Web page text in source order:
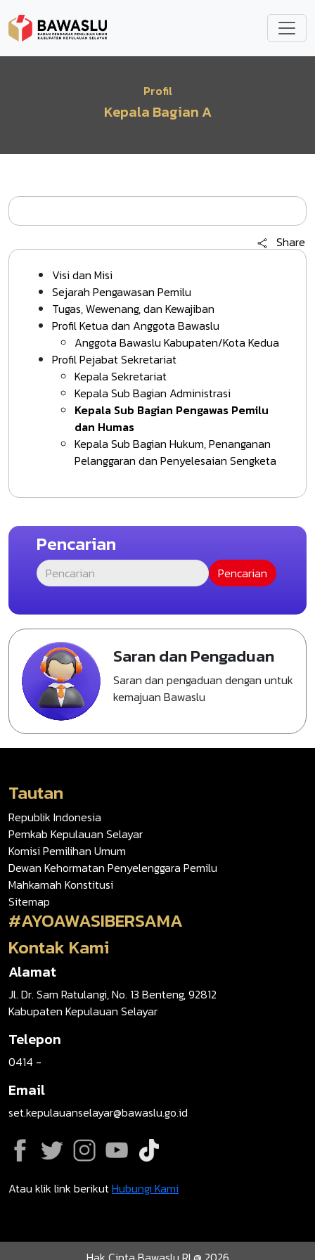
Profil
Kepala Bagian A
Share
Visi dan Misi
Sejarah Pengawasan Pemilu
Tugas, Wewenang, dan Kewajiban
Profil Ketua dan Anggota Bawaslu
Anggota Bawaslu Kabupaten/Kota Kedua
Profil Pejabat Sekretariat
Kepala Sekretariat
Kepala Sub Bagian Administrasi
Kepala Sub Bagian Pengawas Pemilu
dan Humas
Kepala Sub Bagian Hukum, Penanganan
Pelanggaran dan Penyelesaian Sengketa
Pencarian
Saran dan Pengaduan
Saran dan pengaduan dengan untuk
kemajuan Bawaslu
Tautan
Republik Indonesia
Pemkab Kepulauan Selayar
Komisi Pemilihan Umum
Dewan Kehormatan Penyelenggara Pemilu
Mahkamah Konstitusi
Sitemap
#AYOAWASIBERSAMA
Kontak Kami
Alamat
Jl. Dr. Sam Ratulangi, No. 13 Benteng, 92812
Kabupaten Kepulauan Selayar
Telepon
0414 -
Email
set.kepulauanselayar@bawaslu.go.id
Atau klik link berikutHubungi Kami